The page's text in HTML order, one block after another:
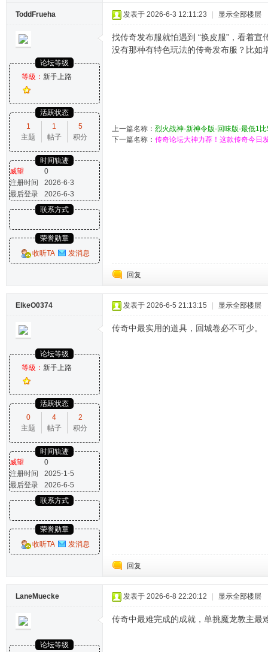
坛
ToddFrueha
论坛等级
等級： 新手上路
活跃状态
1
主题
1
帖子
5
积分
时间轨迹
威望
0
注册时间
2026-6-3
最后登录
2026-6-3
联系方式
荣誉勋章
收听TA
发消息
发表于 2026-6-3 12:11:23 显示全部楼层
找传奇发布服就怕遇到 “换皮服”，看着
没有那种有特色玩法的传奇发布服？比如
上一篇名称： 烈火战神-新神令版-回味版-最低1
下一篇名称： 传奇论坛大神力荐！这款传奇今日
回复
ElkeO0374
论坛等级
等級： 新手上路
活跃状态
0
主题
4
帖子
2
积分
时间轨迹
威望
0
注册时间
2025-1-5
最后登录
2026-6-5
联系方式
荣誉勋章
收听TA
发消息
发表于 2026-6-5 21:13:15 显示全部楼层
传奇中最实用的道具，回城卷必不可少。
回复
LaneMuecke
论坛等级
发表于 2026-6-8 22:20:12 显示全部楼层
传奇中最难完成的成就，单挑魔龙教主最